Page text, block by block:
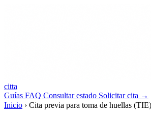
citta
Guías FAQ Consultar estado Solicitarcita →
Inicio › Cita previa para toma de huellas